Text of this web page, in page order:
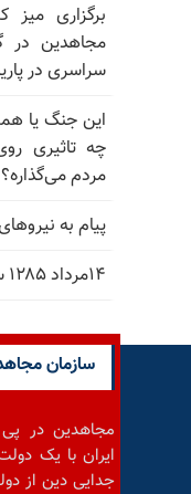
برگزاری میز
مجاهدین در
سراسری در
این جنگ یا
چه تاثیری
مردم می‌گذاره؟
پیام به نیروهای
۱۴مرداد ۱۲۸۵ سالگرد انقلاب مشروطه
سازمان
مجاهدین در پی
ایران با یک
جدایی دین از